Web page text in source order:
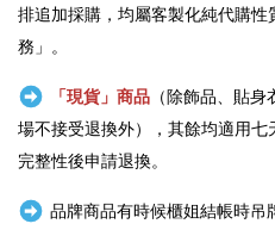
排追加採購，均屬客製化純代購
務」。
「現貨」商品（除飾品、貼身
場不接受退換外），其餘均適用
完整性後申請退換。
品牌商品有時候櫃姐結帳時